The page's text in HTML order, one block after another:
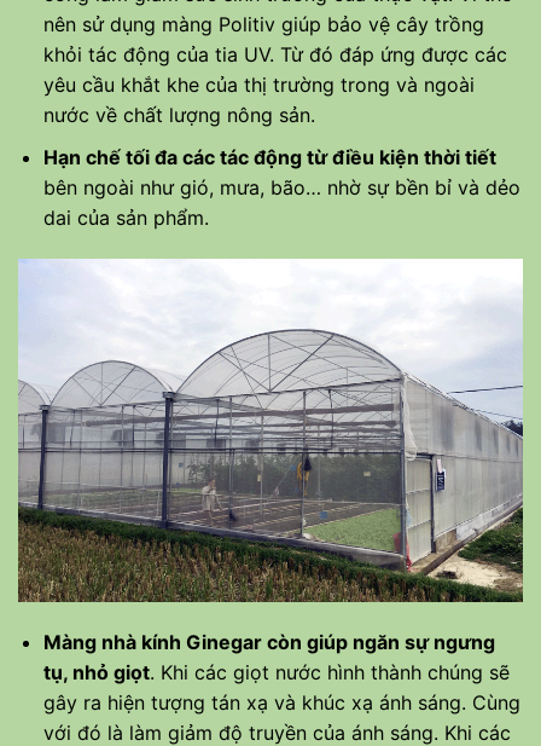
nên sử dụng màng Politiv giúp bảo vệ cây trồng
khỏi tác động của tia UV. Từ đó đáp ứng được các
yêu cầu khắt khe của thị trường trong và ngoài
nước về chất lượng nông sản.
Hạn chế tối đa các tác động từ điều kiện thời tiết
bên ngoài như gió, mưa, bão… nhờ sự bền bỉ và dẻo
dai của sản phẩm.
Màng nhà kính Ginegar còn giúp ngăn sự ngưng
tụ, nhỏ giọt. Khi các giọt nước hình thành chúng sẽ
gây ra hiện tượng tán xạ và khúc xạ ánh sáng. Cùng
với đó là làm giảm độ truyền của ánh sáng. Khi các